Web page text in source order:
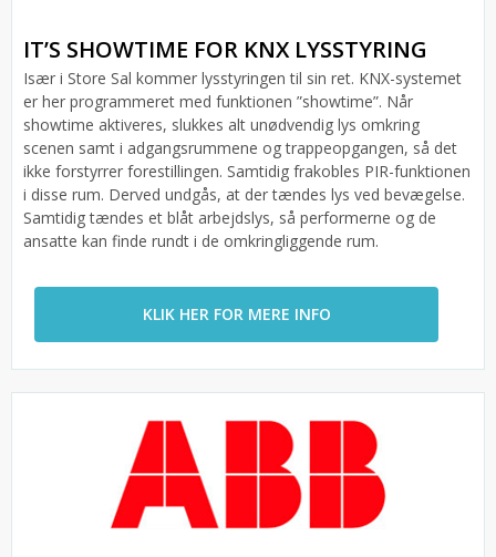
IT’S SHOWTIME FOR KNX LYSSTYRING
Især i Store Sal kommer lysstyringen til sin ret. KNX-systemet
er her programmeret med funktionen ”showtime”. Når
showtime aktiveres, slukkes alt unødvendig lys omkring
scenen samt i adgangsrummene og trappeopgangen, så det
ikke forstyrrer forestillingen. Samtidig frakobles PIR-funktionen
i disse rum. Derved undgås, at der tændes lys ved bevægelse.
Samtidig tændes et blåt arbejdslys, så performerne og de
ansatte kan finde rundt i de omkringliggende rum.
KLIK HER FOR MERE INFO